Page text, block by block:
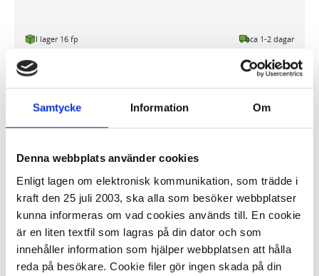
Samtycke Information Om
Denna webbplats använder cookies
Enligt lagen om elektronisk kommunikation, som trädde i
kraft den 25 juli 2003, ska alla som besöker webbplatser
kunna informeras om vad cookies används till. En cookie
är en liten textfil som lagras på din dator och som
innehåller information som hjälper webbplatsen att hålla
reda på besökare. Cookie filer gör ingen skada på din
I lager 16 fp ca 1-2 dagar
-
8,38 kr/fp